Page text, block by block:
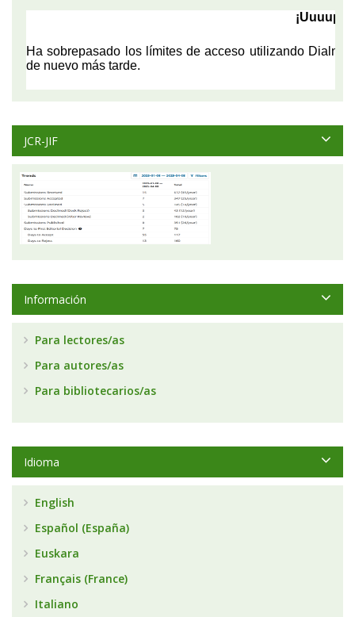
JCR-JIF
Información
Para lectores/as
Para autores/as
Para bibliotecarios/as
Idioma
English
Español (España)
Euskara
Français (France)
Italiano